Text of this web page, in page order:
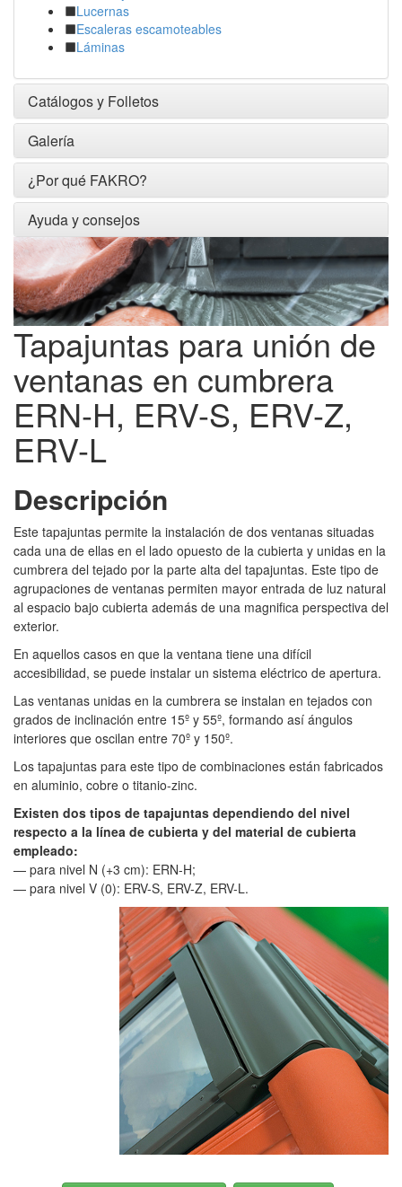
Lucernas
Escaleras escamoteables
Láminas
Catálogos y Folletos
Galería
¿Por qué FAKRO?
Ayuda y consejos
Tapajuntas para unión de
ventanas en cumbrera
ERN-H, ERV-S, ERV-Z,
ERV-L
Descripción
Este tapajuntas permite la instalación de dos ventanas situadas
cada una de ellas en el lado opuesto de la cubierta y unidas en la
cumbrera del tejado por la parte alta del tapajuntas. Este tipo de
agrupaciones de ventanas permiten mayor entrada de luz natural
al espacio bajo cubierta además de una magnifica perspectiva del
exterior.
En aquellos casos en que la ventana tiene una difícil
accesibilidad, se puede instalar un sistema eléctrico de apertura.
Las ventanas unidas en la cumbrera se instalan en tejados con
grados de inclinación entre 15º y 55º, formando así ángulos
interiores que oscilan entre 70º y 150º.
Los tapajuntas para este tipo de combinaciones están fabricados
en aluminio, cobre o titanio-zinc.
Existen dos tipos de tapajuntas dependiendo del nivel
respecto a la línea de cubierta y del material de cubierta
empleado:
— para nivel N (+3 cm): ERN-H;
— para nivel V (0): ERV-S, ERV-Z, ERV-L.